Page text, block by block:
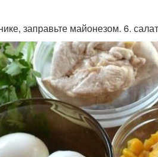
заправьте майонезом. 6.